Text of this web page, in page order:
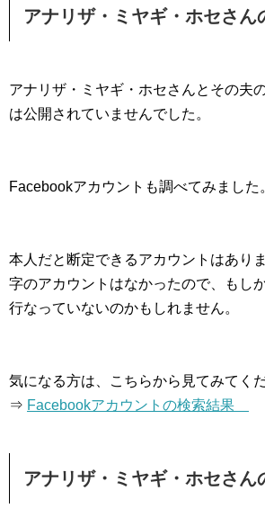
アナリザ・ミヤギ・ホセさん
アナリザ・ミヤギ・ホセさんとその夫
は公開されていませんでした。
Facebookアカウントも調べてみました
本人だと断定できるアカウントはあり
字のアカウントはなかったので、もし
行なっていないのかもしれません。
気になる方は、こちらから見てみてくだ
⇒ Facebookアカウントの検索結果
アナリザ・ミヤギ・ホセさん